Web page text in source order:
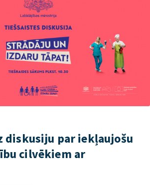
diskusiju par iekļaujošu
cilvēkiem ar